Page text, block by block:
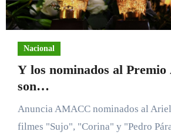
Nacional
Y los nominados al
son…
Anuncia AMACC nominados al Ariel 2025, destacan
filmes "Sujo", "Corina" y "Pedro